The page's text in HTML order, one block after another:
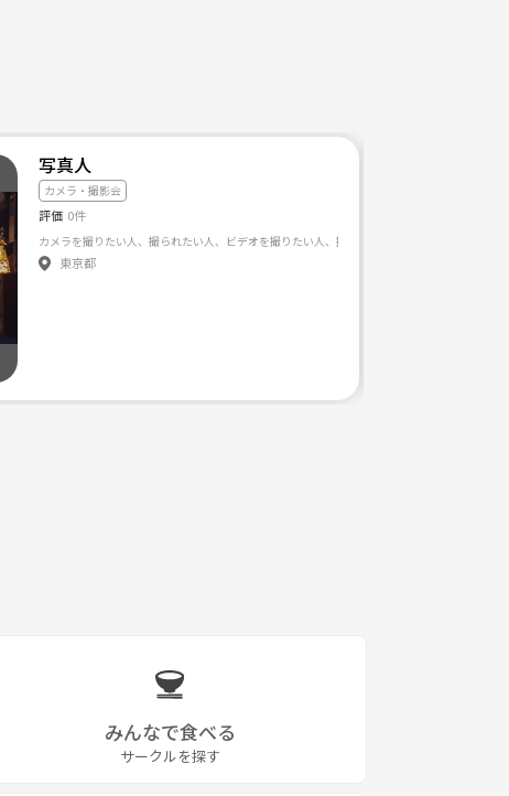
1人でじっくり写真を撮ることは好き！ …でも共有できる人がいたら もっと楽しいだろうな〜！ ふ
写真人
カメラ・撮影会
評価 0件
カメラを撮りたい人、撮られたい人、ビデオを撮りたい人、撮られたい人、みんなで集まり
東京都
みんなで食べる
サークルを探す